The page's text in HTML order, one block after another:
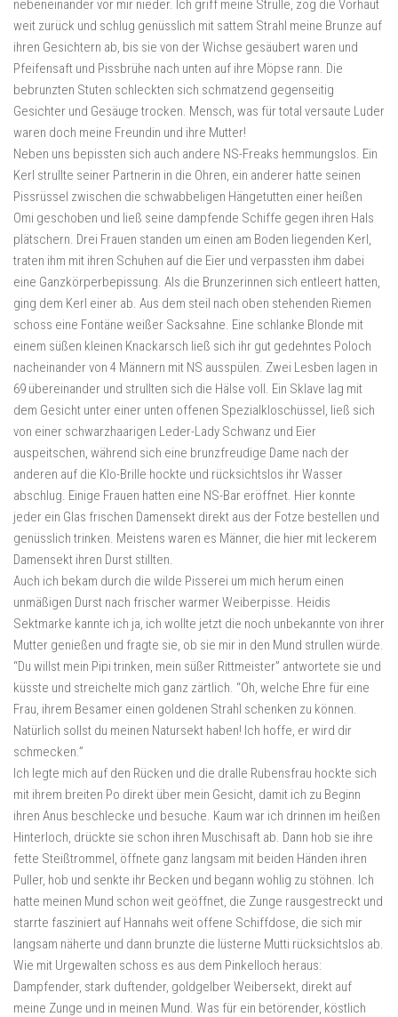
nebeneinander vor mir nieder. Ich griff meine Strulle, zog die Vorhaut
weit zurück und schlug genüsslich mit sattem Strahl meine Brunze auf
ihren Gesichtern ab, bis sie von der Wichse gesäubert waren und
Pfeifensaft und Pissbrühe nach unten auf ihre Möpse rann. Die
bebrunzten Stuten schleckten sich schmatzend gegenseitig
Gesichter und Gesäuge trocken. Mensch, was für total versaute Luder
waren doch meine Freundin und ihre Mutter!
Neben uns bepissten sich auch andere NS-Freaks hemmungslos. Ein
Kerl strullte seiner Partnerin in die Ohren, ein anderer hatte seinen
Pissrüssel zwischen die schwabbeligen Hängetutten einer heißen
Omi geschoben und ließ seine dampfende Schiffe gegen ihren Hals
plätschern. Drei Frauen standen um einen am Boden liegenden Kerl,
traten ihm mit ihren Schuhen auf die Eier und verpassten ihm dabei
eine Ganzkörperbepissung. Als die Brunzerinnen sich entleert hatten,
ging dem Kerl einer ab. Aus dem steil nach oben stehenden Riemen
schoss eine Fontäne weißer Sacksahne. Eine schlanke Blonde mit
einem süßen kleinen Knackarsch ließ sich ihr gut gedehntes Poloch
nacheinander von 4 Männern mit NS ausspülen. Zwei Lesben lagen in
69 übereinander und strullten sich die Hälse voll. Ein Sklave lag mit
dem Gesicht unter einer unten offenen Spezialkloschüssel, ließ sich
von einer schwarzhaarigen Leder-Lady Schwanz und Eier
auspeitschen, während sich eine brunzfreudige Dame nach der
anderen auf die Klo-Brille hockte und rücksichtslos ihr Wasser
abschlug. Einige Frauen hatten eine NS-Bar eröffnet. Hier konnte
jeder ein Glas frischen Damensekt direkt aus der Fotze bestellen und
genüsslich trinken. Meistens waren es Männer, die hier mit leckerem
Damensekt ihren Durst stillten.
Auch ich bekam durch die wilde Pisserei um mich herum einen
unmäßigen Durst nach frischer warmer Weiberpisse. Heidis
Sektmarke kannte ich ja, ich wollte jetzt die noch unbekannte von ihrer
Mutter genießen und fragte sie, ob sie mir in den Mund strullen würde.
“Du willst mein Pipi trinken, mein süßer Rittmeister” antwortete sie und
küsste und streichelte mich ganz zärtlich. “Oh, welche Ehre für eine
Frau, ihrem Besamer einen goldenen Strahl schenken zu können.
Natürlich sollst du meinen Natursekt haben! Ich hoffe, er wird dir
schmecken.”
Ich legte mich auf den Rücken und die dralle Rubensfrau hockte sich
mit ihrem breiten Po direkt über mein Gesicht, damit ich zu Beginn
ihren Anus beschlecke und besuche. Kaum war ich drinnen im heißen
Hinterloch, drückte sie schon ihren Muschisaft ab. Dann hob sie ihre
fette Steißtrommel, öffnete ganz langsam mit beiden Händen ihren
Puller, hob und senkte ihr Becken und begann wohlig zu stöhnen. Ich
hatte meinen Mund schon weit geöffnet, die Zunge rausgestreckt und
starrte fasziniert auf Hannahs weit offene Schiffdose, die sich mir
langsam näherte und dann brunzte die lüsterne Mutti rücksichtslos ab.
Wie mit Urgewalten schoss es aus dem Pinkelloch heraus:
Dampfender, stark duftender, goldgelber Weibersekt, direkt auf
meine Zunge und in meinen Mund. Was für ein betörender, köstlich